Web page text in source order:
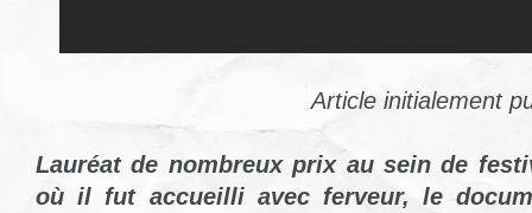
Article initialement
Lauréat de nombreux prix au sein de
où il fut accueilli avec ferveur, le